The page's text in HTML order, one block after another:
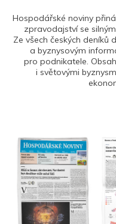
Hospodářské noviny
zpravodajství se
Ze všech českých deníků
a byznysovým
pro podnikatele.
i světovými